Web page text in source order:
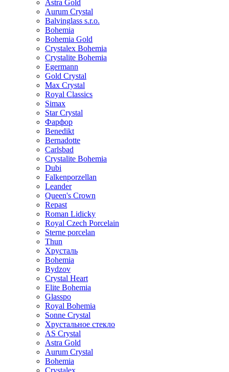
Astra Gold
Aurum Crystal
Balvinglass s.r.o.
Bohemia
Bohemia Gold
Crystalex Bohemia
Crystalite Bohemia
Egermann
Gold Crystal
Max Crystal
Royal Classics
Simax
Star Crystal
Фарфор
Benedikt
Bernadotte
Carlsbad
Crystalite Bohemia
Dubi
Falkenporzellan
Leander
Queen's Crown
Repast
Roman Lidicky
Royal Czech Porcelain
Sterne porcelan
Thun
Хрусталь
Bohemia
Bydzov
Crystal Heart
Elite Bohemia
Glasspo
Royal Bohemia
Sonne Crystal
Хрустальное стекло
AS Crystal
Astra Gold
Aurum Crystal
Bohemia
Crystalex